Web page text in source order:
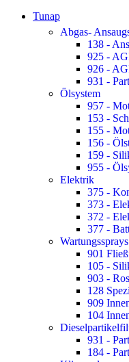
Tunap
Abgas-
138 -
925 -
926 -
931 -
Ölsystem
957 -
153 -
155 -
156 -
159 -
955 -
Elektrik
375 -
373 -
372 -
377 -
Wartungssprays
901
105 -
903 -
128
909
104
931 -
184 -